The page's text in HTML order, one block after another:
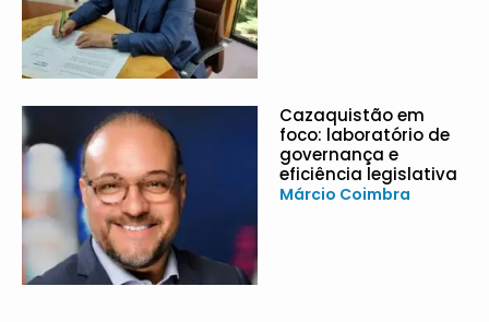
Cazaquistão em
foco: laboratório de
governança e
eficiência legislativa
Márcio Coimbra